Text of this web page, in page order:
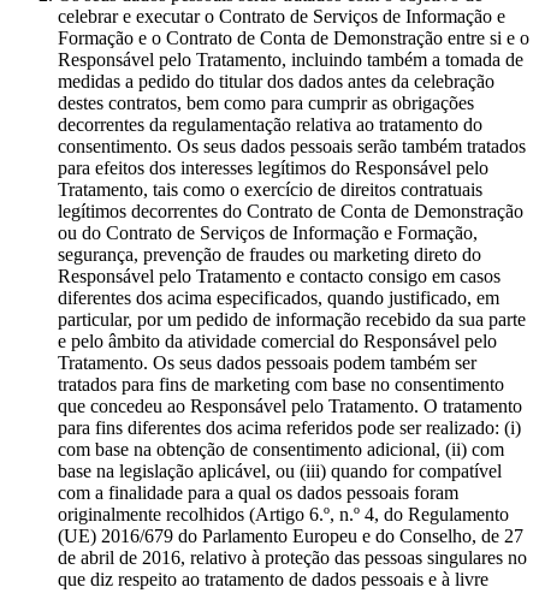
celebrar e executar o Contrato de Serviços de Informação e
Formação e o Contrato de Conta de Demonstração entre si e o
Responsável pelo Tratamento, incluindo também a tomada de
medidas a pedido do titular dos dados antes da celebração
destes contratos, bem como para cumprir as obrigações
decorrentes da regulamentação relativa ao tratamento do
consentimento. Os seus dados pessoais serão também tratados
para efeitos dos interesses legítimos do Responsável pelo
Tratamento, tais como o exercício de direitos contratuais
legítimos decorrentes do Contrato de Conta de Demonstração
ou do Contrato de Serviços de Informação e Formação,
segurança, prevenção de fraudes ou marketing direto do
Responsável pelo Tratamento e contacto consigo em casos
diferentes dos acima especificados, quando justificado, em
particular, por um pedido de informação recebido da sua parte
e pelo âmbito da atividade comercial do Responsável pelo
Tratamento. Os seus dados pessoais podem também ser
tratados para fins de marketing com base no consentimento
que concedeu ao Responsável pelo Tratamento. O tratamento
para fins diferentes dos acima referidos pode ser realizado: (i)
com base na obtenção de consentimento adicional, (ii) com
base na legislação aplicável, ou (iii) quando for compatível
com a finalidade para a qual os dados pessoais foram
originalmente recolhidos (Artigo 6.º, n.º 4, do Regulamento
(UE) 2016/679 do Parlamento Europeu e do Conselho, de 27
de abril de 2016, relativo à proteção das pessoas singulares no
que diz respeito ao tratamento de dados pessoais e à livre